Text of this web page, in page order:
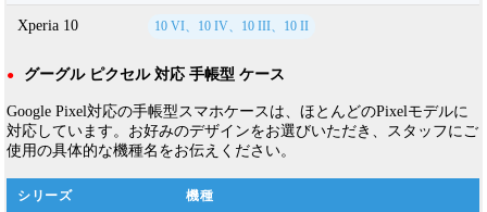
Xperia 10 10 VI、10 IV、10 III、10 II
● グーグル ピクセル 対応 手帳型 ケース
Google Pixel対応の手帳型スマホケースは、ほとんどのPixelモデルに
対応しています。お好みのデザインをお選びいただき、スタッフにご
使用の具体的な機種名をお伝えください。
シリーズ 機種